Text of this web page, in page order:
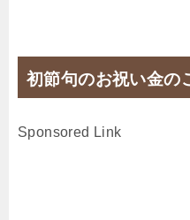
初節句のお祝い金の
Sponsored Link